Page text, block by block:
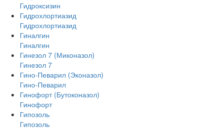
Гидроксизин
Гидрохлортиазид
Гидрохлортиазид
Гиналгин
Гиналгин
Гинезол 7 (Миконазол)
Гинезол 7
Гино-Певарил (Эконазол)
Гино-Певарил
Гинофорт (Бутоконазол)
Гинофорт
Гипозоль
Гипозоль